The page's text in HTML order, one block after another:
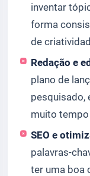
inventar
forma
de
Redação e
plano de
pesquisado,
muito
SEO e
palavras-
ter uma boa